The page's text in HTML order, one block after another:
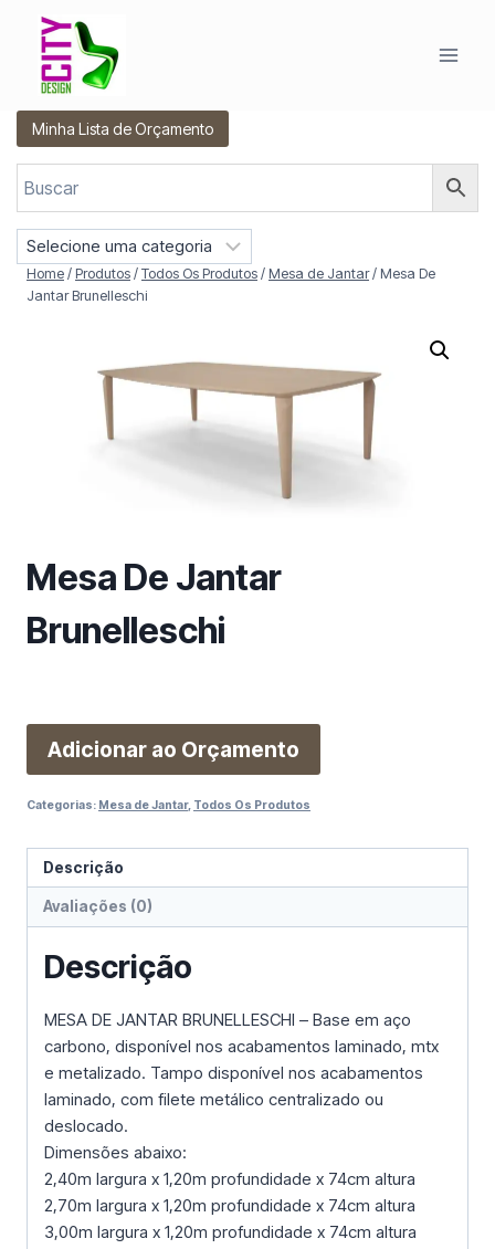
Conteúdo
Minha Lista de Orçamento
eHome / Produtos / Todos Os Produtos / Mesa de Jantar / Mesa De
Jantar Brunelleschi
Mesa De Jantar
Brunelleschi
Adicionar ao Orçamento
Categorias: Mesa de Jantar, Todos Os Produtos
Descrição
Avaliações (0)
Descrição
MESA DE JANTAR BRUNELLESCHI – Base em aço
carbono, disponível nos acabamentos laminado, mtx
e metalizado. Tampo disponível nos acabamentos
laminado, com filete metálico centralizado ou
deslocado.
Dimensões abaixo:
2,40m largura x 1,20m profundidade x 74cm altura
2,70m largura x 1,20m profundidade x 74cm altura
3,00m largura x 1,20m profundidade x 74cm altura